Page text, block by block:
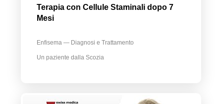
Terapia con Cellule Staminali dopo 7
Mesi
Enfisema — Diagnosi e Trattamento
Un paziente dalla Scozia